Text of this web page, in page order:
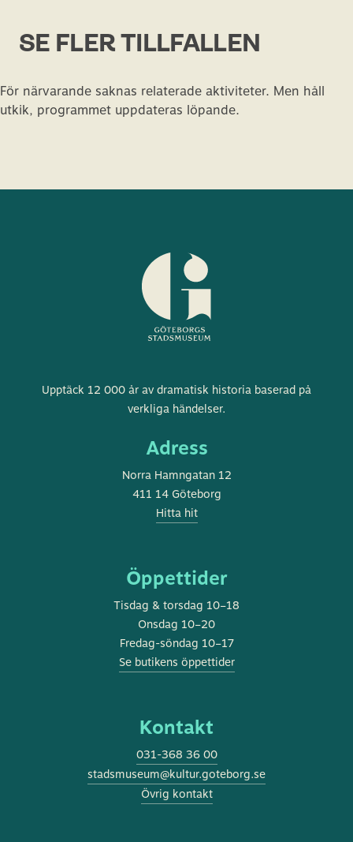
SE FLER TILLFÄLLEN
För närvarande saknas relaterade aktiviteter. Men håll
utkik, programmet uppdateras löpande.
Göteborgs
stadsmuseum
Upptäck 12 000 år av dramatisk historia baserad på
verkliga händelser.
Adress
Norra Hamngatan 12
411 14 Göteborg
Hitta hit
Öppettider
Tisdag & torsdag 10–18
Onsdag 10–20
Fredag-söndag 10–17
Se butikens öppettider
Kontakt
031-368 36 00
stadsmuseum@kultur.goteborg.se
Övrig kontakt